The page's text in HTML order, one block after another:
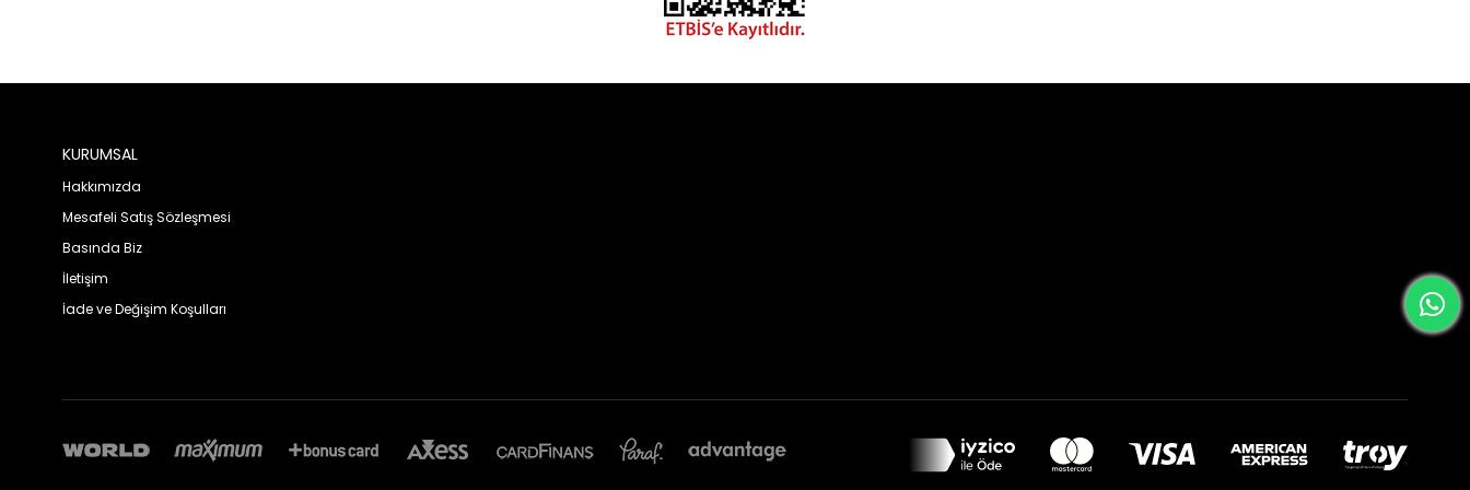
KURUMSAL
Hakkımızda
Mesafeli Satış Sözleşmesi
Basında Biz
İletişim
İade ve Değişim Koşulları